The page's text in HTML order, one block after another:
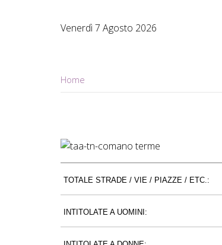
Venerdì 7 Agosto 2026
Home
TOTALE STRADE / VIE / PIAZZE / ETC.:
INTITOLATE A UOMINI: